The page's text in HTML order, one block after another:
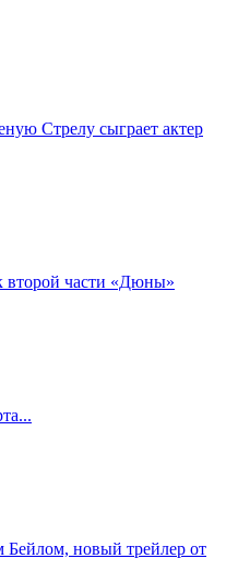
Стрелу сыграет актер
второй части «Дюны»
Бейлом, новый трейлер от